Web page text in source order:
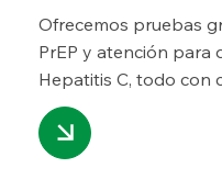
Ofrecemos pruebas
PrEP y atención para
Hepatitis C, todo con